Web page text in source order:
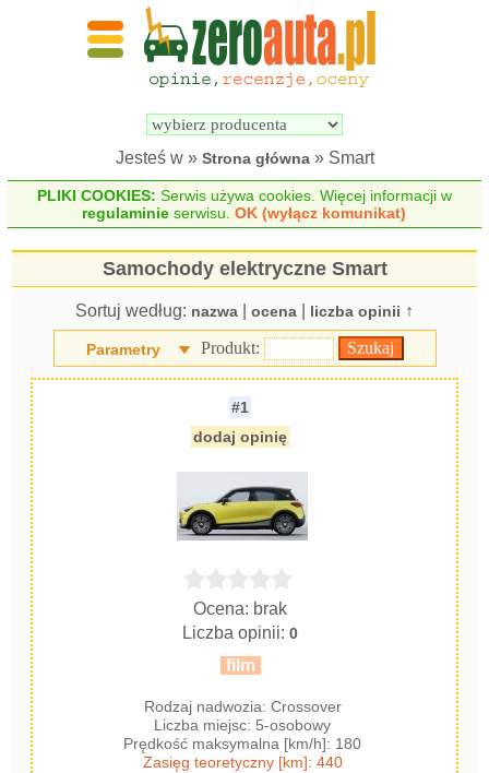
Wyszukiwarka
elektrycznych
Jesteś w » Strona główna» Smart
PLIKI COOKIES: Serwis używa cookies. Więcej informacji w
regulaminie serwisu.OK (wyłącz komunikat)
Samochody elektryczne Smart
Sortuj według: nazwa ocena liczba opinii ↑
Parametry Produkt:
#1
dodaj opinię
Ocena: brak
Liczba opinii:0
film
Rodzaj nadwozia: Crossover
Liczba miejsc: 5-osobowy
Prędkość maksymalna [km/h]: 180
Zasięg teoretyczny [km]: 440